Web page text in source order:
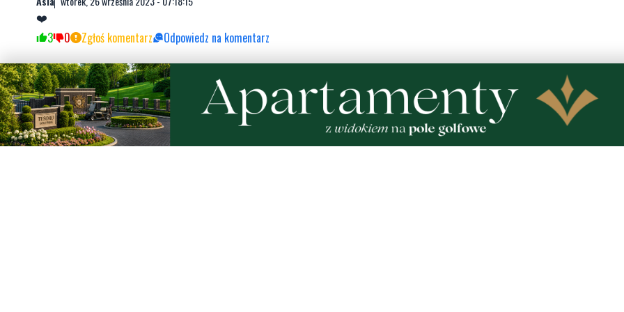
❤️
3 0 Zgłoś komentarz Odpowiedz na komentarz
Di środa, 27 września 2023 - 11:17:54
To sie nazywa Czlowiecznstwo w pracy, dziekuje za uratowanie kochanego futrzaka
3 0 Zgłoś komentarz Odpowiedz na komentarz